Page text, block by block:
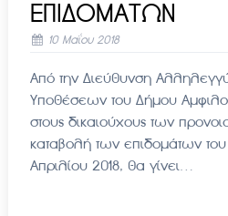
ΕΠΙΔΟΜΑΤΩΝ
10 Μαΐου 2018
Από την Διεύθυνση
Υποθέσεων του Δήμου
στους δικαιούχους των
καταβολή των επιδομάτων
Απριλίου 2018, θα γίνει…